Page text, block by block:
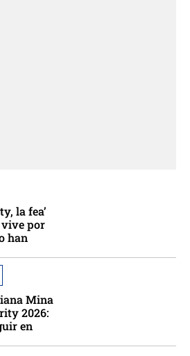
la fea’
vive por
han
Mina
2026:
en